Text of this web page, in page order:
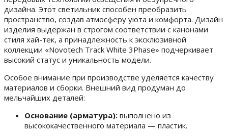
дизайна. Этот светильник способен преобразить
пространство, создав атмосферу уюта и комфорта. Дизайн
изделия выдержан в строгом соответствии с канонами
стиля хай-тек, а принадлежность к эксклюзивной
коллекции «Novotech Track White 3Phase» подчеркивает
высокий статус и уникальность модели.
Особое внимание при производстве уделяется качеству
материалов и сборки. Внешний вид продуман до
мельчайших деталей:
Основание (арматура): выполнено из
высококачественного материала — пластик.